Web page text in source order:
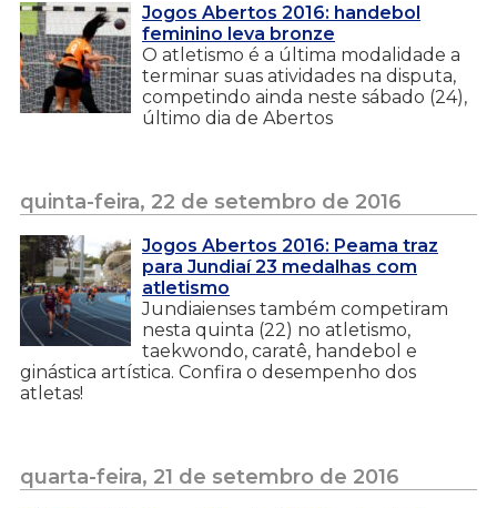
Jogos Abertos 2016: handebol
feminino leva bronze
O atletismo é a última modalidade a
terminar suas atividades na disputa,
competindo ainda neste sábado (24),
último dia de Abertos
quinta-feira, 22 de setembro de 2016
Jogos Abertos 2016: Peama traz
para Jundiaí 23 medalhas com
atletismo
Jundiaienses também competiram
nesta quinta (22) no atletismo,
taekwondo, caratê, handebol e
ginástica artística. Confira o desempenho dos
atletas!
quarta-feira, 21 de setembro de 2016